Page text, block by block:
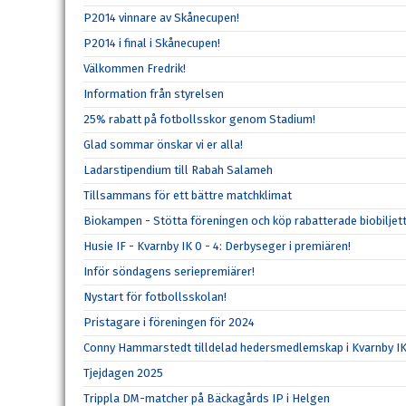
P2014 vinnare av Skånecupen!
P2014 i final i Skånecupen!
Välkommen Fredrik!
Information från styrelsen
25% rabatt på fotbollsskor genom Stadium!
Glad sommar önskar vi er alla!
Ladarstipendium till Rabah Salameh
Tillsammans för ett bättre matchklimat
Biokampen - Stötta föreningen och köp rabatterade
Husie IF - Kvarnby IK 0 - 4: Derbyseger i premiären!
Inför söndagens seriepremiärer!
Nystart för fotbollsskolan!
Pristagare i föreningen för 2024
Conny Hammarstedt tilldelad hedersmedlemskap i Kvarnby IK
Tjejdagen 2025
Trippla DM-matcher på Bäckagårds IP i Helgen